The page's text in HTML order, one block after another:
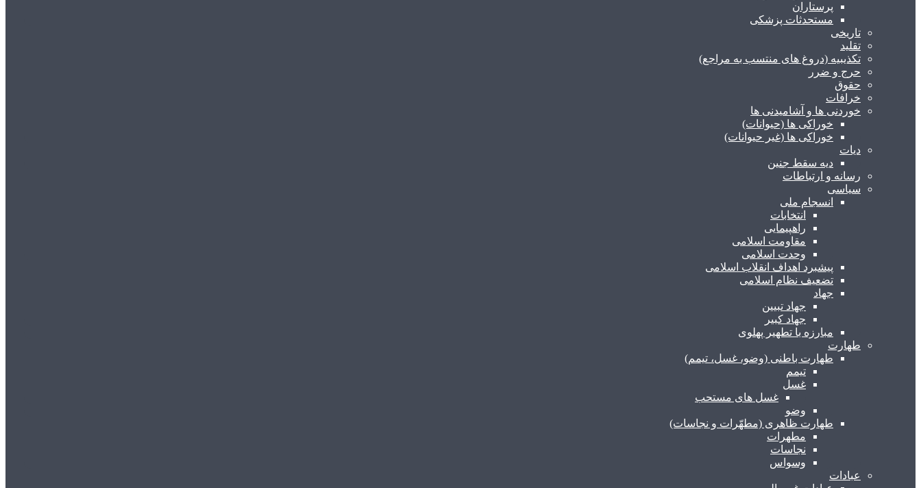
پرستاران
مستحدثات پزشکی
تاریخی
تقلید
تکذیبیه (دروغ های منتسب به مراجع)
حرج و ضرر
حقوق
خرافات
خوردنی ها و آشامیدنی ها
خوراکی ها (حیوانات)
خوراکی ها (غیر حیوانات)
دیات
دیه سقط جنین
رسانه و ارتباطات
سیاسی
انسجام ملی
انتخابات
راهپیمایی
مقاومت اسلامی
وحدت اسلامی
پیشبرد اهداف انقلاب اسلامی
تضعیف نظام اسلامی
جهاد
جهاد تبیین
جهاد کبیر
مبارزه با تطهیر پهلوی
طهارت
طهارت باطنی (وضو، غسل، تیمم)
تیمم
غسل
غسل های مستحب
وضو
طهارت ظاهری (مطهّرات و نجاسات)
مطهرات
نجاسات
وسواس
عبادات